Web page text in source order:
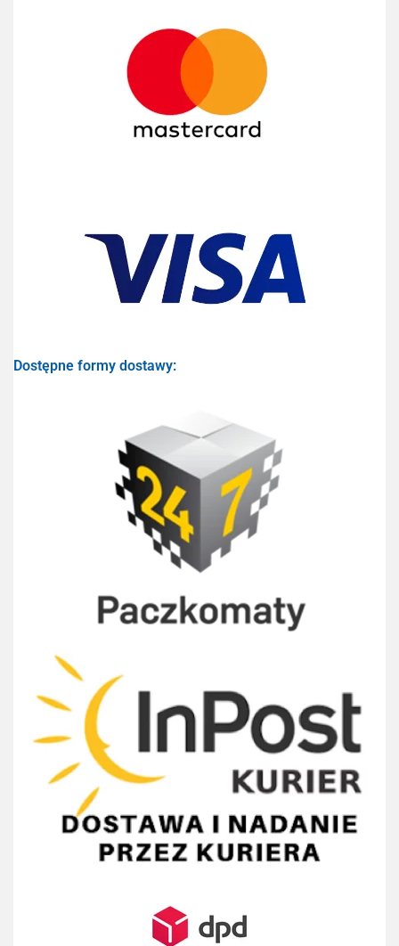
Dostępne formy dostawy: